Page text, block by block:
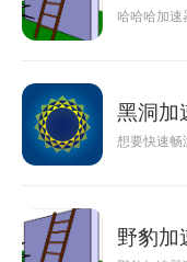
哈哈哈加速
黑洞加
想要快速畅
野豹加